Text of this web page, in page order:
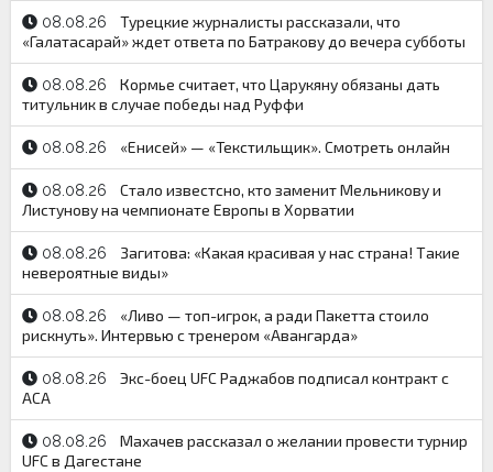
08.08.26
Турецкие журналисты рассказали, что
«Галатасарай» ждет ответа по Батракову до вечера субботы
08.08.26
Кормье считает, что Царукяну обязаны дать
титульник в случае победы над Руффи
08.08.26 «Енисей» — «Текстильщик». Смотреть онлайн
08.08.26
Стало известсно, кто заменит Мельникову и
Листунову на чемпионате Европы в Хорватии
08.08.26
Загитова: «Какая красивая у нас страна! Такие
невероятные виды»
08.08.26
«Ливо — топ-игрок, а ради Пакетта стоило
рискнуть». Интервью с тренером «Авангарда»
08.08.26
Экс-боец UFC Раджабов подписал контракт с
АСА
08.08.26
Махачев рассказал о желании провести турнир
UFC в Дагестане